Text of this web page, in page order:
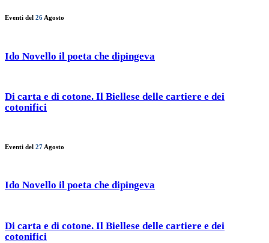
Eventi del 26 Agosto
Ido Novello il poeta che dipingeva
Di carta e di cotone. Il Biellese delle cartiere e dei
cotonifici
Eventi del 27 Agosto
Ido Novello il poeta che dipingeva
Di carta e di cotone. Il Biellese delle cartiere e dei
cotonifici